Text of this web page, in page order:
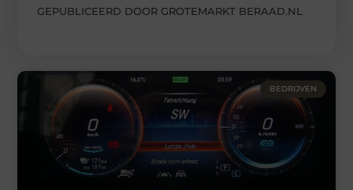
GEPUBLICEERD DOOR GROTEMARKT BERAAD.NL
BEDRIJVEN